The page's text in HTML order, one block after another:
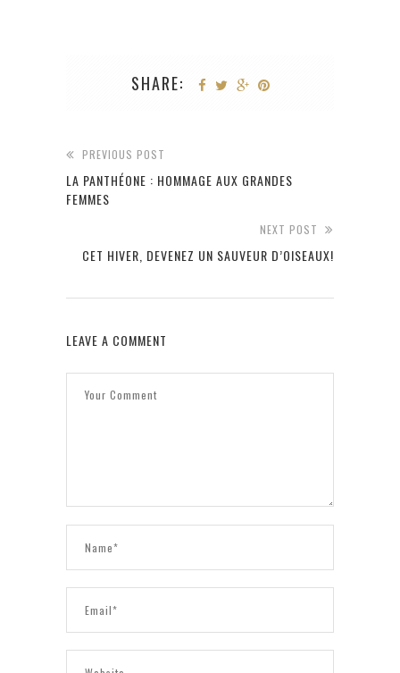
SHARE:
PREVIOUS POST
LA PANTHÉONE : HOMMAGE AUX GRANDES
FEMMES
NEXT POST
CET HIVER, DEVENEZ UN SAUVEUR D’OISEAUX!
LEAVE A COMMENT